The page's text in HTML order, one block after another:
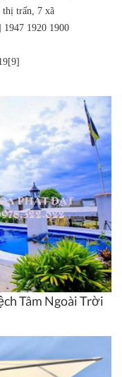
thị trấn, 7 xã
1947 1920 1900
Tâm Ngoài Trời